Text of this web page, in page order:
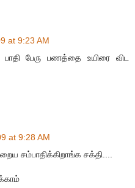
at 9:23 AM
பேரு பணத்தை உயிரை விட
at 9:28 AM
சம்பாதிக்கிறாங்க சக்தி....